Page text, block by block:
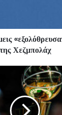
της Χεζμπολάχ